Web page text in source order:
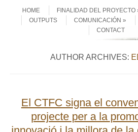
Menu
Skip to content
HOME
FINALIDAD DEL PROYECTO
OUTPUTS
COMUNICACIÓN
CONTACT
AUTHOR ARCHIVES:
El CTFC signa el
projecte per a la